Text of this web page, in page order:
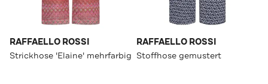
RAFFAELLO ROSSI
Strickhose 'Elaine' mehrfarbig
RAFFAELLO ROSSI
Stoffhose gemustert